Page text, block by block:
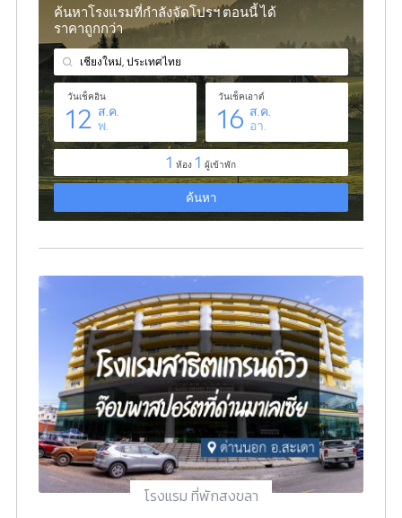
โรงแรม ที่พักสงขลา